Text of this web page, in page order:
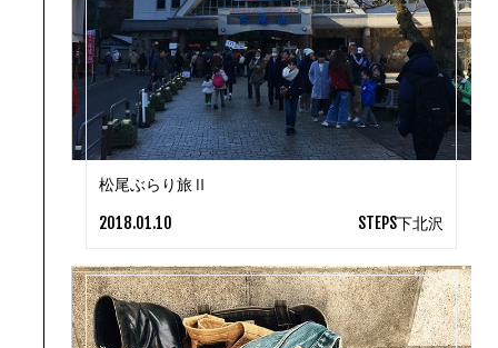
松尾ぶらり旅Ⅱ
2018.01.10 STEPS下北沢